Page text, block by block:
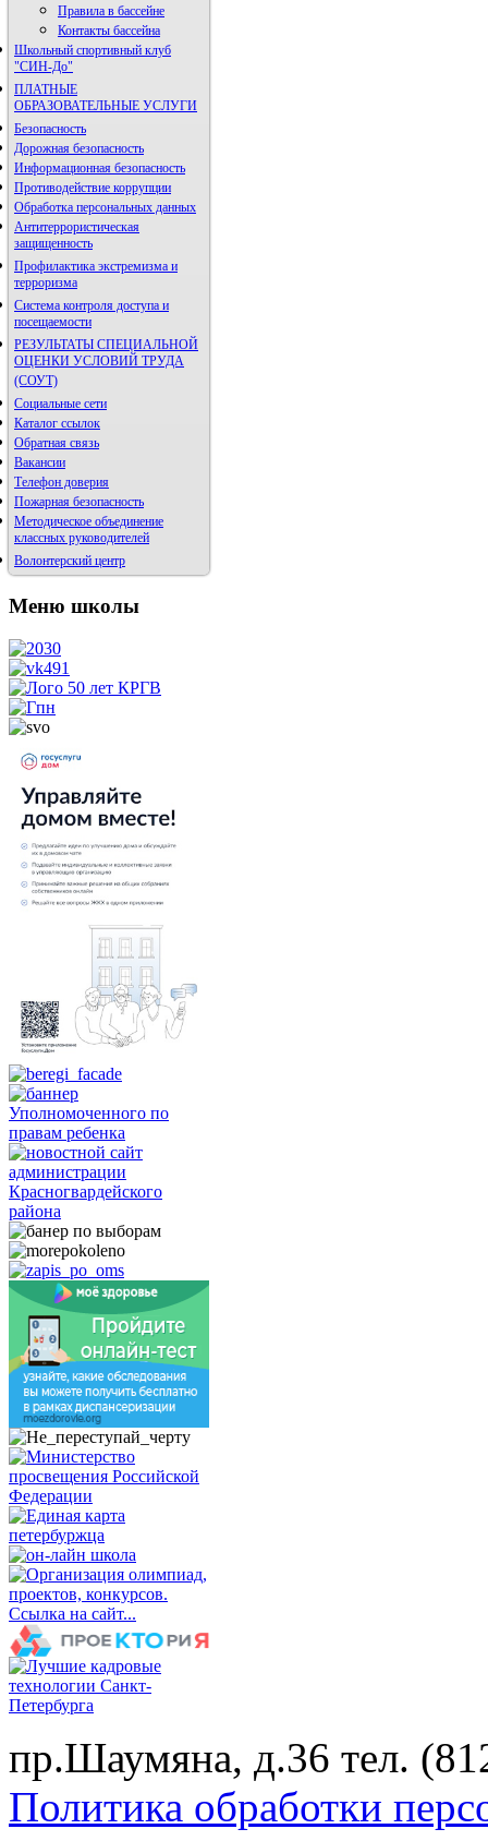
Правила в бассейне
Контакты бассейна
Школьный спортивный клуб
"СИН-До"
ПЛАТНЫЕ
ОБРАЗОВАТЕЛЬНЫЕ УСЛУГИ
Безопасность
Дорожная безопасность
Информационная безопасность
Противодействие коррупции
Обработка персональных данных
Антитеррористическая
защищенность
Профилактика экстремизма и
терроризма
Система контроля доступа и
посещаемости
РЕЗУЛЬТАТЫ СПЕЦИАЛЬНОЙ
ОЦЕНКИ УСЛОВИЙ ТРУДА
(СОУТ)
Социальные сети
Каталог ссылок
Обратная связь
Вакансии
Телефон доверия
Пожарная безопасность
Методическое объединение
классных руководителей
Волонтерский центр
Меню школы
пр.Шаумяна, д.36 тел.
Политика обработки